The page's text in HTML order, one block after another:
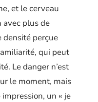
et le cerveau
avec plus de
densité perçue
qui peut
Le danger n’est
le moment, mais
un « je